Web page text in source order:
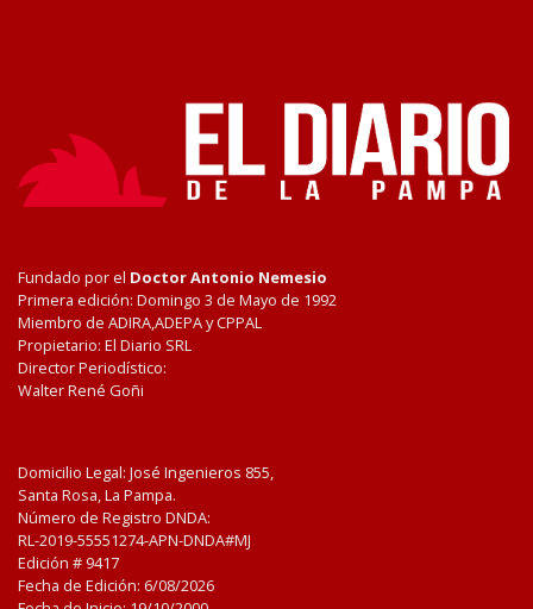
Fundado por el Doctor Antonio Nemesio
Primera edición: Domingo 3 de Mayo de 1992
Miembro de ADIRA,ADEPA y CPPAL
Propietario: El Diario SRL
Director Periodístico:
Walter René Goñi
Domicilio Legal: José Ingenieros 855,
Santa Rosa, La Pampa.
Número de Registro DNDA:
RL-2019-55551274-APN-DNDA#MJ
Edición # 9417
Fecha de Edición: 6/08/2026